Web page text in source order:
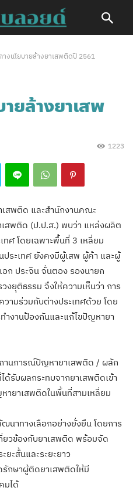
างนโยบายล้างยาเสพติดปี 2561
ยล้างยาเสพ
1223
เสพติด และสำนักงานคณะ
เสพติด (ป.ป.ส.) พบว่า แหล่งผลิต
ศ โดยเฉพาะพื้นที่ 3 เหลี่ยม
ระเทศ ยังคงมีผู้เสพ ผู้ค้า และผู้
ก ประจิน จั่นตอง รองนายก
งยุติธรรม จึงให้ความเห็นว่า การ
ามร่วมกับต่างประเทศด้วย โดย
ำงานป้องกันและแก้ไขปัญหายา
านการณ์ปัญหายาเสพติด / ผลัก
ด้รับผลกระทบจากยาเสพติดเข้า
ายาเสพติดในพื้นที่สามเหลี่ยม
นาทางเลือกอย่างยั่งยืน โดยการ
วข้องกับยาเสพติด พร้อมจัด
ะสั้นและระยะยาว
กษาผู้ติดยาเสพติดให้มี
มได้